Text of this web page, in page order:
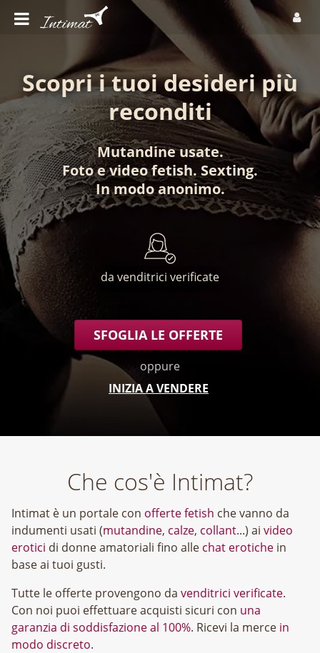
Scopri i tuoi desideri più
reconditi
Mutandine usate.
Fotoevideo fetish. Sexting.
In modo anonimo.
da venditrici verificate
SFOGLIA LE OFFERTE
oppure
INIZIA A VENDERE
Che cos'è Intimat?
Intimat è un portale con offerte fetish che vanno da
indumenti usati (mutandine, calze, collant...) ai video
erotici di donne amatoriali fino alle chat erotiche in
base ai tuoi gusti.
Tutte le offerte provengono da venditrici verificate.
Con noi puoi effettuare acquisti sicuri con una
garanzia di soddisfazione al 100%. Ricevi la merce in
modo discreto.